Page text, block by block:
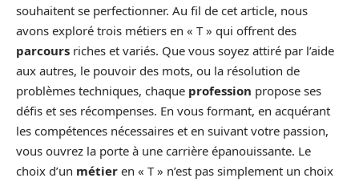
souhaitent se perfectionner. Au fil de cet article, nous
avons exploré trois métiers en « T » qui offrent des
parcours riches et variés. Que vous soyez attiré par l’aide
aux autres, le pouvoir des mots, ou la résolution de
problèmes techniques, chaque profession propose ses
défis et ses récompenses. En vous formant, en acquérant
les compétences nécessaires et en suivant votre passion,
vous ouvrez la porte à une carrière épanouissante. Le
choix d’un métier en « T » n’est pas simplement un choix